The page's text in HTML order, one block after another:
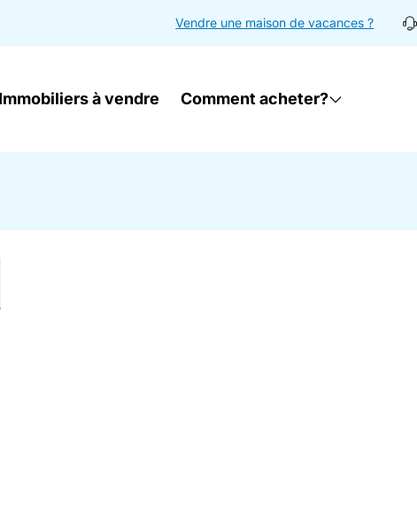
Vendre une maison de vacances ?
Immobiliers à vendre Comment acheter?